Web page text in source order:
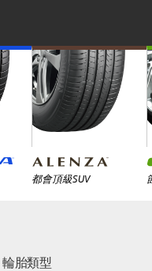
都會頂級SUV
輪胎類型